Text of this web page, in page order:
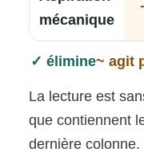
mécanique
✓ élimine~ agit
La lecture est
que contiennent
dernière